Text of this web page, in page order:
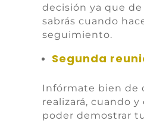
decisión ya que de
sabrás cuando
seguimiento.
Segunda
Infórmate bien de
realizará, cuando y
poder demostrar